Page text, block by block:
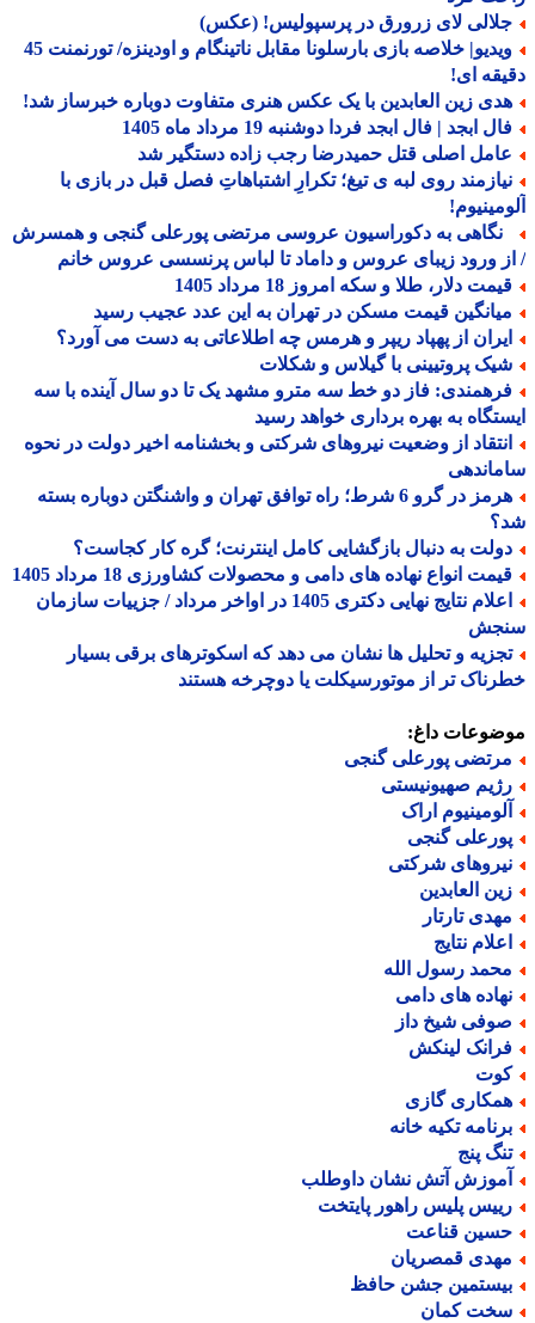
لای زرورق در پرسپولیس! (عکس)
ویدیو| خلاصه بازی بارسلونا مقابل ناتینگام و اودینزه/ تورنمنت 45
ای!
زین العابدین با یک عکس هنری متفاوت دوباره خبرساز شد!
ابجد | فال ابجد فردا دوشنبه 19 مرداد ماه 1405
اصلی قتل حمیدرضا رجب زاده دستگیر شد
روی لبه ی تیغ؛ تکرارِ اشتباهاتِ فصل قبل در بازی با
به دکوراسیون عروسی مرتضی پورعلی گنجی و همسرش
ورود زیبای عروس و داماد تا لباس پرنسسی عروس خانم
دلار، طلا و سکه امروز 18 مرداد 1405
قیمت مسکن در تهران به این عدد عجیب رسید
از پهپاد ریپر و هرمس چه اطلاعاتی به دست می آورد؟
پروتیینی با گیلاس و شکلات
فاز دو خط سه مترو مشهد یک تا دو سال آینده با سه
به بهره برداری خواهد رسید
از وضعیت نیروهای شرکتی و بخشنامه اخیر دولت در نحوه
هرمز در گرو 6 شرط؛ راه توافق تهران و واشنگتن دوباره بسته
به دنبال بازگشایی کامل اینترنت؛ گره کار کجاست؟
انواع نهاده های دامی و محصولات کشاورزی 18 مرداد 1405
اعلام نتایج نهایی دکتری 1405 در اواخر مرداد / جزییات سازمان
و تحلیل ها نشان می دهد که اسکوترهای برقی بسیار
تر از موتورسیکلت یا دوچرخه هستند
داغ:
پورعلی گنجی
صهیونیستی
اراک
گنجی
شرکتی
العابدین
تارتار
نتایج
رسول الله
های دامی
شیخ داز
لینکش
گازی
تکیه خانه
پنج
آتش نشان داوطلب
پلیس راهور پایتخت
قناعت
قمصریان
جشن حافظ
کمان